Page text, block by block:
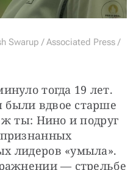
Swarup / Associated Press /
тогда 19 лет.
вдвое старше
ты: Нино и подруг
лидеров «умыла».
— стрельбе